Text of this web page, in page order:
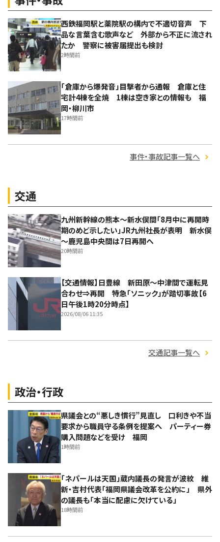
西鉄福岡駅と薬院駅の構内で不適切音声 下
品な言葉含む歌声など 外部から不正に流され
たか 警察に被害届提出も検討
2時間前
「倉庫から爆発音」目撃者から通報 倉庫と住
宅計4棟を全焼 1棟は空き家との情報も 福
岡・柳川市
17時間前
事件・事故記事一覧へ
交通
九州新幹線の熊本～新水俣間「8月中に再開時
期のめど示したい」JR九州社長が表明 新水俣
～鹿児島中央間は7日再開へ
20時間前
【交通情報】日豊線 新田原～中津間で運転見
合わせ⇒再開 特急「ソニック」が踏切事故【6
日午後1時20分時点】
2026/08/06 11:35
交通記事一覧へ
政治・行政
県議会との“悪しき慣行”見直し 口利きや不当
要求から職員守る条例を提案へ パーティー券
購入問題などを受け 福岡
1時間前
「ネパールは天国」蔵内議長の発言が波紋 維
新・吉村代表「福岡県議会改革を公約に」 県外
の議長も「本当に配慮に欠けている」
18時間前